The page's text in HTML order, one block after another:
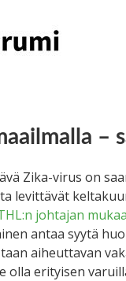
–
Zika-virus on
levittävät
johtajan
antaa syytä
aiheuttavan
olla erityisen